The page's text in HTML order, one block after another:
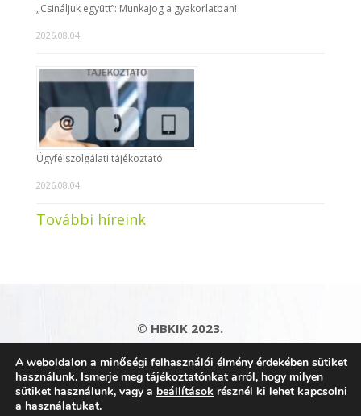
„Csináljuk együtt”: Munkajog a gyakorlatban!
2026.08.04.
Ügyfélszolgálati tájékoztató
2026.08.04.
További híreink
© HBKIK 2023.
Adatkezelési tájékoztató|Impresszum|
Kapcsolat|Honlaptérkép
A weboldalon a minőségi felhasználói élmény érdekében sütiket
használunk. Ismerje meg tájékoztatónkat arról, hogy milyen
sütiket használunk, vagy a beállítások résznél ki lehet kapcsolni
a használatukat.